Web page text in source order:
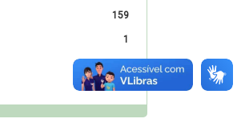
159
1
912
11